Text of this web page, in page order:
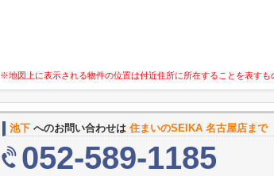
※地図上に表示される物件の位置は付近住所に所在することを表すも
池下 へのお問い合わせは 住まいのSEIKA 名古屋店まで
052-589-1185